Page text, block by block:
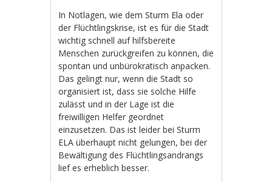
In Notlagen, wie dem Sturm Ela oder
der Flüchtlingskrise, ist es für die Stadt
wichtig schnell auf hilfsbereite
Menschen zurückgreifen zu können, die
spontan und unbürokratisch anpacken.
Das gelingt nur, wenn die Stadt so
organisiert ist, dass sie solche Hilfe
zulässt und in der Lage ist die
freiwilligen Helfer geordnet
einzusetzen. Das ist leider bei Sturm
ELA überhaupt nicht gelungen, bei der
Bewältigung des Flüchtlingsandrangs
lief es erheblich besser.